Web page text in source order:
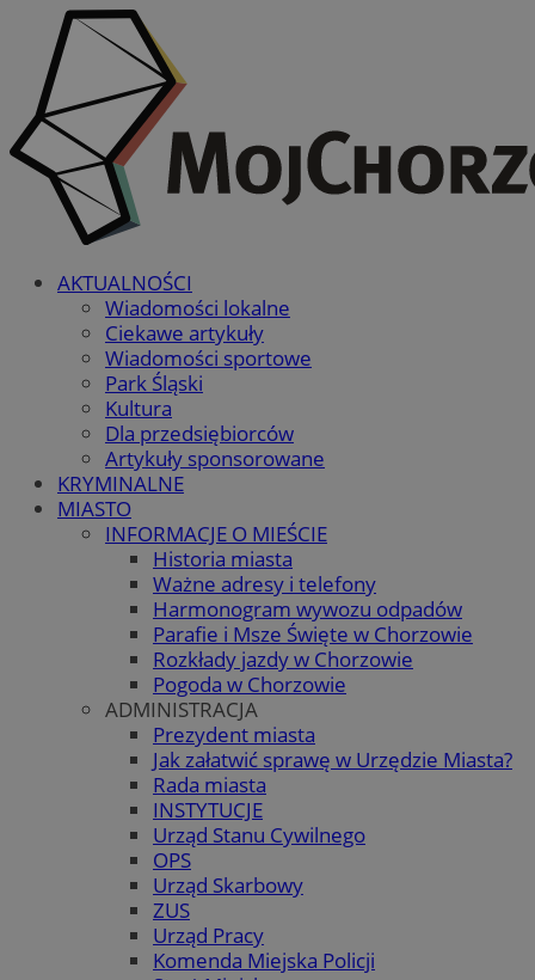
AKTUALNOŚCI
Wiadomości lokalne
Ciekawe artykuły
Wiadomości sportowe
Park Śląski
Kultura
Dla przedsiębiorców
Artykuły sponsorowane
KRYMINALNE
MIASTO
INFORMACJE O MIEŚCIE
Historia miasta
Ważne adresy i telefony
Harmonogram wywozu odpadów
Parafie i Msze Święte w Chorzowie
Rozkłady jazdy w Chorzowie
Pogoda w Chorzowie
ADMINISTRACJA
Prezydent miasta
Jak załatwić sprawę w Urzędzie Miasta?
Rada miasta
INSTYTUCJE
Urząd Stanu Cywilnego
OPS
Urząd Skarbowy
ZUS
Urząd Pracy
Komenda Miejska Policji